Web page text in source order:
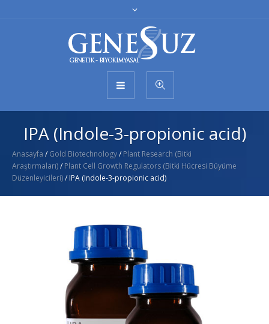
IPA (Indole-3-propionic acid)
Anasayfa / Gold Biotechnology/ Plant Research (Bitki
Araştırmaları)/ Plant Cell Growth Regulators (Bitki Hücresi Büyüme
Düzenleyicileri)/ IPA (Indole-3-propionic acid)